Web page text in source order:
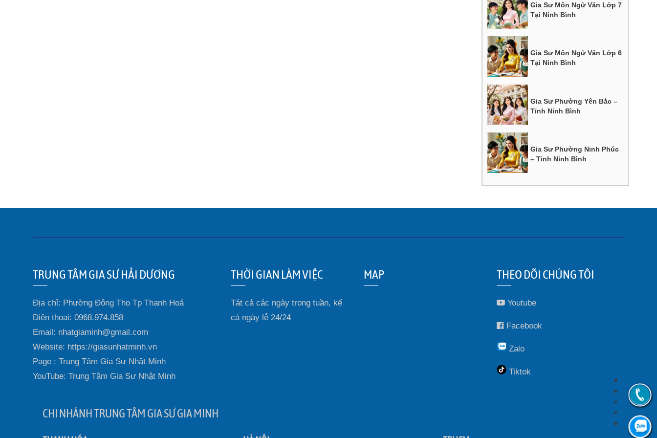
Gia Sư Môn Ngữ Văn Lớp 7
Tại Ninh Bình
Gia Sư Môn Ngữ Văn Lớp 6
Tại Ninh Bình
Gia Sư Phường Yên Bắc –
Tỉnh Ninh Bình
Gia Sư Phường Ninh Phúc
– Tỉnh Ninh Bình
TRUNG TÂM GIA SƯ HẢI DƯƠNG
Địa chỉ: Phường Đông Thọ Tp Thanh Hoá
Điện thoại: 0968.974.858
Email: nhatgiaminh@gmail.com
Website: https://giasunhatminh.vn
Page : Trung Tâm Gia Sư Nhật Minh
YouTube: Trung Tâm Gia Sư Nhật Minh
THỜI GIAN LÀM VIỆC
Tát cả các ngày trong tuần, kể
cả ngày lễ 24/24
MAP THEO DÕI CHÚNG TÔI
Youtube
Facebook
Zalo
Tiktok
CHI NHÁNH TRUNG TÂM GIA SƯ GIA MINH